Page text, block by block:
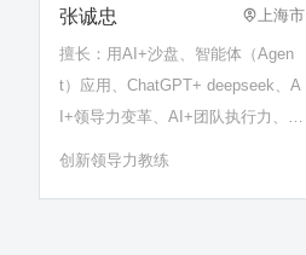
张诚忠 上海市
擅长：用AI+沙盘、智能体（Agen
t）应用、ChatGPT+ deepseek、A
I+领导力变革、AI+团队执行力、AI
+跨部门沟通、AI+问题解决的推演
创新领导力教练